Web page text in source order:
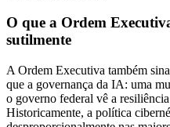
O que a Ordem
sutilmente
A Ordem Executiva também
que a governança da IA: uma
o governo federal vê a
Historicamente, a política